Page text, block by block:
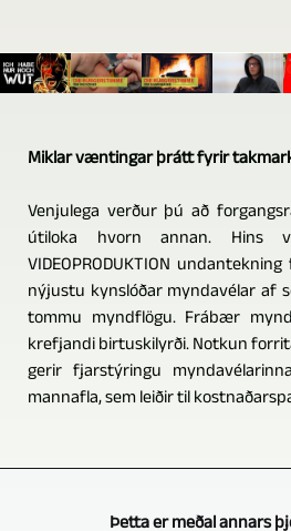
Miklar væntingar þrátt fyrir
Venjulega verður þú að
útiloka hvorn annan. Hins
VIDEOPRODUKTION
nýjustu kynslóðar myndavélar af
tommu myndflögu. Frábær
krefjandi birtuskilyrði. Notkun
gerir fjarstýringu
mannafla, sem leiðir til
Þetta er meðal annars